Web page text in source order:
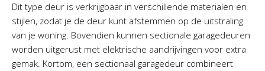
Dit type deur is verkrijgbaar in verschillende materialen en
stijlen, zodat je de deur kunt afstemmen op de uitstraling
van je woning. Bovendien kunnen sectionale garagedeuren
worden uitgerust met elektrische aandrijvingen voor extra
gemak. Kortom, een sectionaal garagedeur combineert